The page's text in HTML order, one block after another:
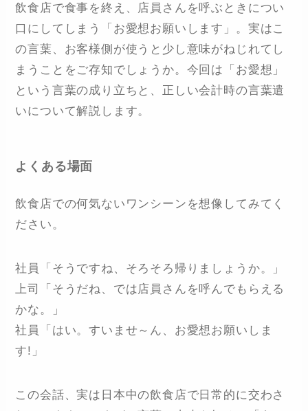
飲食店で食事を終え、店員さんを呼ぶときについ
口にしてしまう「お愛想お願いします」。実はこ
の言葉、お客様側が使うと少し意味がねじれてし
まうことをご存知でしょうか。今回は「お愛想」
という言葉の成り立ちと、正しい会計時の言葉遣
いについて解説します。
よくある場面
飲食店での何気ないワンシーンを想像してみてく
ださい。
社員「そうですね、そろそろ帰りましょうか。」
上司「そうだね、では店員さんを呼んでもらえる
かな。」
社員「はい。すいませ～ん、お愛想お願いしま
す!」
この会話、実は日本中の飲食店で日常的に交わさ